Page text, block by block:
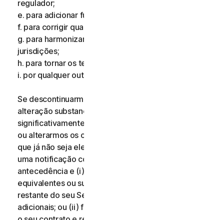
regulador;
e. para adicionar funcionalidades adicionais;
f. para corrigir qualquer erro;
g. para harmonizar os serviços ou termos em múltiplas
jurisdições;
h. para tornar os termos mais claros; e
i. por qualquer outro motivo válido.
Se descontinuarmos os Serviços, aplicarmos uma
alteração substancial aos Serviços que possa ser
significativamente prejudicial para si, ou introduzirmos
ou alterarmos os critérios de elegibilidade de modo
que já não seja elegível para os Serviços, receberá
uma notificação com catorze (14) dias de
antecedência e (i) oferecemos-lhe serviços
equivalentes ou superiores durante o período
restante do seu Serviço sem quaisquer custos
adicionais; ou (ii) fornecemos-lhe o direito de terminar